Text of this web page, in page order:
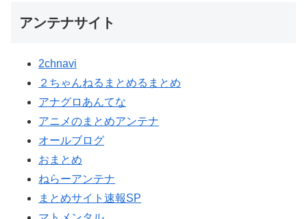
アンテナサイト
2chnavi
２ちゃんねるまとめるまとめ
アナグロあんてな
アニメのまとめアンテナ
オールブログ
おまとめ
ねらーアンテナ
まとめサイト速報SP